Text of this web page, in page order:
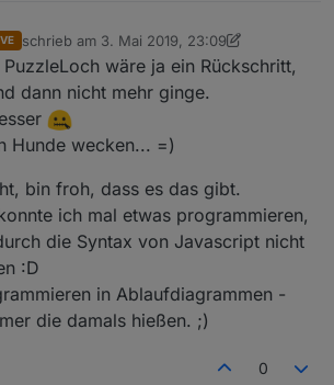
schrieb am 3. Mai 2019, 23:09
zuletzt editiert von padrino5. Apr. 2019, 01:16
wäre ja ein Rückschritt,
dann nicht mehr ginge.
Hunde wecken... =)
bin froh, dass es das gibt.
ich mal etwas programmieren,
die Syntax von Javascript nicht
:D
in Ablaufdiagrammen -
die damals hießen. ;)
0